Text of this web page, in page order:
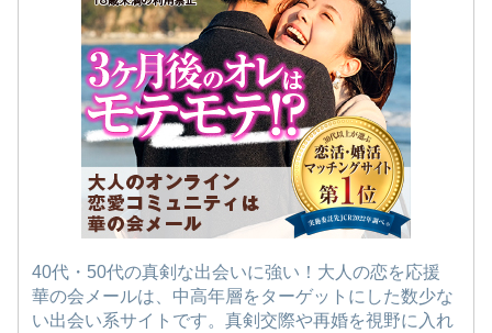
40代・50代の真剣な出会いに強い！大人の恋を応援
華の会メールは、中高年層をターゲットにした数少な
い出会い系サイトです。真剣交際や再婚を視野に入れ